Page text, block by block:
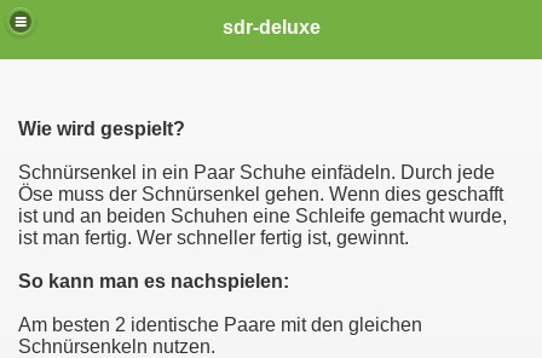
sdr-deluxe
Wie wird gespielt?
Schnürsenkel in ein Paar Schuhe einfädeln. Durch jede
Öse muss der Schnürsenkel gehen. Wenn dies geschafft
ist und an beiden Schuhen eine Schleife gemacht wurde,
ist man fertig. Wer schneller fertig ist, gewinnt.
So kann man es nachspielen:
Am besten 2 identische Paare mit den gleichen
Schnürsenkeln nutzen.